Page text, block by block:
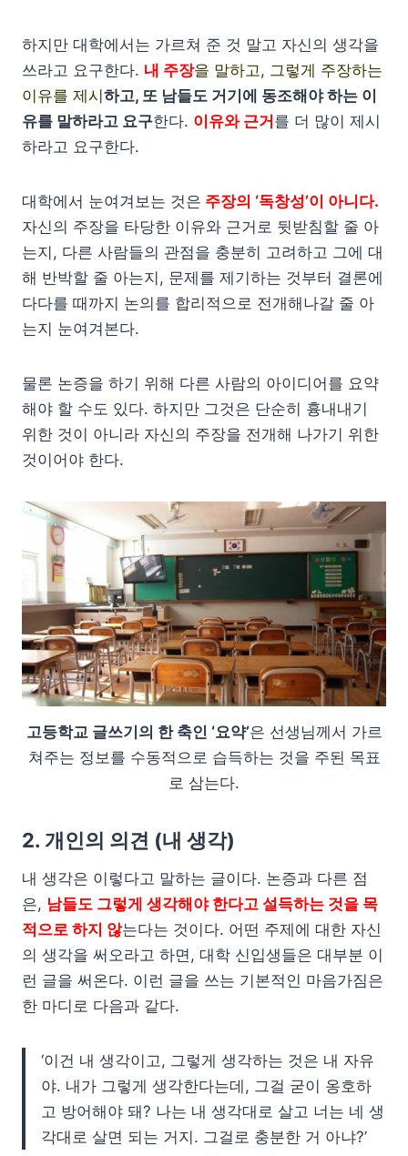
하지만 대학에서는 가르쳐 준 것 말고 자신의 생각을
쓰라고 요구한다. 내 주장을 말하고, 그렇게 주장하는
이유를 제시하고, 또 남들도 거기에 동조해야 하는 이
유를 말하라고 요구한다. 이유와 근거를 더 많이 제시
하라고 요구한다.
대학에서 눈여겨보는 것은 주장의 ‘독창성’이 아니다.
자신의 주장을 타당한 이유와 근거로 뒷받침할 줄 아
는지, 다른 사람들의 관점을 충분히 고려하고 그에 대
해 반박할 줄 아는지, 문제를 제기하는 것부터 결론에
다다를 때까지 논의를 합리적으로 전개해나갈 줄 아
는지 눈여겨본다.
물론 논증을 하기 위해 다른 사람의 아이디어를 요약
해야 할 수도 있다. 하지만 그것은 단순히 흉내내기
위한 것이 아니라 자신의 주장을 전개해 나가기 위한
것이어야 한다.
고등학교 글쓰기의 한 축인 ‘요약’은 선생님께서 가르
쳐주는 정보를 수동적으로 습득하는 것을 주된 목표
로 삼는다.
2. 개인의 의견 (내 생각)
내 생각은 이렇다고 말하는 글이다. 논증과 다른 점
은, 남들도 그렇게 생각해야 한다고 설득하는 것을 목
적으로 하지 않는다는 것이다. 어떤 주제에 대한 자신
의 생각을 써오라고 하면, 대학 신입생들은 대부분 이
런 글을 써온다. 이런 글을 쓰는 기본적인 마음가짐은
한 마디로 다음과 같다.
‘이건 내 생각이고, 그렇게 생각하는 것은 내 자유
야. 내가 그렇게 생각한다는데, 그걸 굳이 옹호하
고 방어해야 돼? 나는 내 생각대로 살고 너는 네 생
각대로 살면 되는 거지. 그걸로 충분한 거 아냐?’